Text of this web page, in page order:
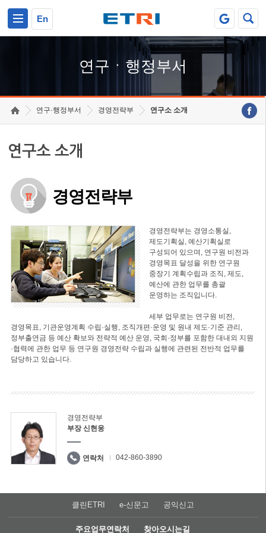
En
연구ㆍ행정부서
연구·행정부서 경영전략부 연구소 소개
연구소 소개
경영전략부
경영전략부는 경영소통실,
제도기획실, 예산기획실로
구성되어 있으며, 연구원 비전과
경영목표 달성을 위한 연구원
중장기 계획수립과 조직, 제도,
예산에 관한 업무를 총괄
운영하는 조직입니다.
세부 업무로는 연구원 비전,
경영목표, 기관운영계획 수립·실행, 조직개편·운영 및 원내 제도·기준 관리,
정부출연금 등 예산 확보와 전략적 예산 운영, 국회·정부를 포함한 대내외 지원
·협력에 관한 업무 등 연구원 경영전략 수립과 실행에 관련된 전반적 업무를
담당하고 있습니다.
경영전략부
부장 신현웅
연락처 042-860-3890
클린ETRI e-신문고 공익신고
주요업무연락처 찾아오시는길